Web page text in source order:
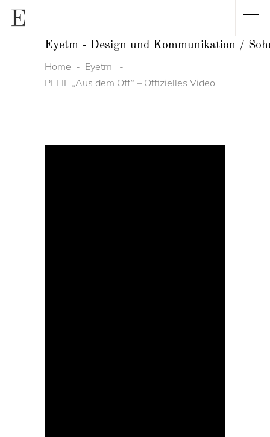
Eyetm - Design und Kommunikation /
Home - Eyetm
-
PLEIL „Aus dem Off“ – Offizielles Video